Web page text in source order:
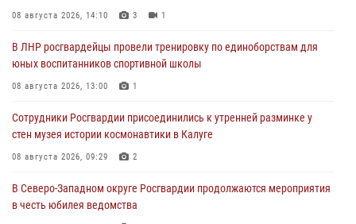
08 августа 2026, 14:10 3 1
В ЛНР росгвардейцы провели тренировку по единоборствам для
юных воспитанников спортивной школы
08 августа 2026, 13:00 1
Сотрудники Росгвардии присоединились к утренней разминке у
стен музея истории космонавтики в Калуге
08 августа 2026, 09:29 2
В Северо-Западном округе Росгвардии продолжаются мероприятия
в честь юбилея ведомства